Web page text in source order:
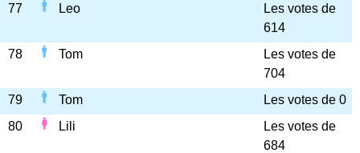
77
Leo
Les votes de
614
78
Tom
Les votes de
704
79
Tom
Les votes de 0
80
Lili
Les votes de
684